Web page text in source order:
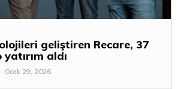
geliştiren Recare, 37
aldı
- Ocak 29, 2026